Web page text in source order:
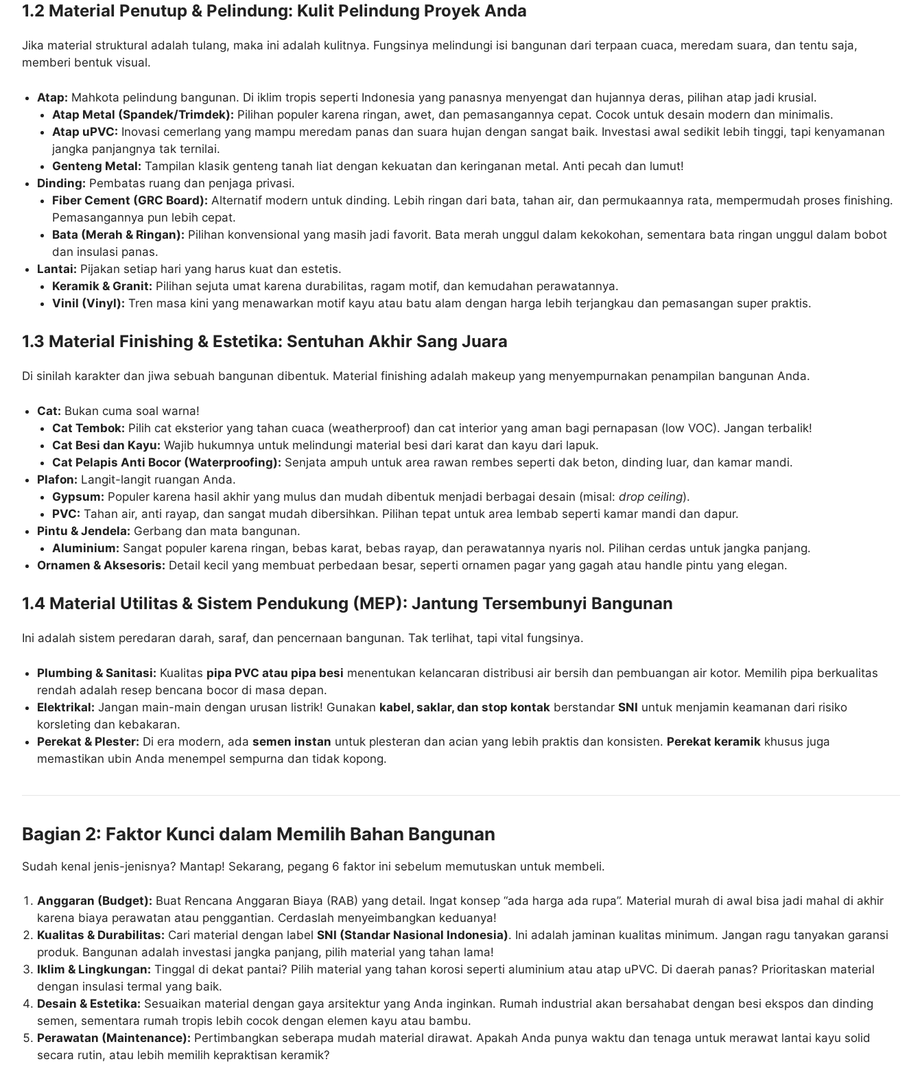
1.2 Material Penutup & Pelindung: Kulit Pelindung Proyek Anda
Jika material struktural adalah tulang, maka ini adalah kulitnya. Fungsinya melindungi isi bangunan dari terpaan cuaca, meredam suara, dan tentu saja,
memberi bentuk visual.
Atap: Mahkota pelindung bangunan. Di iklim tropis seperti Indonesia yang panasnya menyengat dan hujannya deras, pilihan atap jadi krusial.
Atap Metal (Spandek/Trimdek): Pilihan populer karena ringan, awet, dan pemasangannya cepat. Cocok untuk desain modern dan minimalis.
Atap uPVC: Inovasi cemerlang yang mampu meredam panas dan suara hujan dengan sangat baik. Investasi awal sedikit lebih tinggi, tapi kenyamanan
jangka panjangnya tak ternilai.
Genteng Metal: Tampilan klasik genteng tanah liat dengan kekuatan dan keringanan metal. Anti pecah dan lumut!
Dinding: Pembatas ruang dan penjaga privasi.
Fiber Cement (GRC Board): Alternatif modern untuk dinding. Lebih ringan dari bata, tahan air, dan permukaannya rata, mempermudah proses finishing.
Pemasangannya pun lebih cepat.
Bata (Merah & Ringan): Pilihan konvensional yang masih jadi favorit. Bata merah unggul dalam kekokohan, sementara bata ringan unggul dalam bobot
dan insulasi panas.
Lantai: Pijakan setiap hari yang harus kuat dan estetis.
Keramik & Granit: Pilihan sejuta umat karena durabilitas, ragam motif, dan kemudahan perawatannya.
Vinil (Vinyl): Tren masa kini yang menawarkan motif kayu atau batu alam dengan harga lebih terjangkau dan pemasangan super praktis.
1.3 Material Finishing & Estetika: Sentuhan Akhir Sang Juara
Di sinilah karakter dan jiwa sebuah bangunan dibentuk. Material finishing adalah makeup yang menyempurnakan penampilan bangunan Anda.
Cat: Bukan cuma soal warna!
Cat Tembok: Pilih cat eksterior yang tahan cuaca (weatherproof) dan cat interior yang aman bagi pernapasan (low VOC). Jangan terbalik!
Cat Besi dan Kayu: Wajib hukumnya untuk melindungi material besi dari karat dan kayu dari lapuk.
Cat Pelapis Anti Bocor (Waterproofing): Senjata ampuh untuk area rawan rembes seperti dak beton, dinding luar, dan kamar mandi.
Plafon: Langit-langit ruangan Anda.
Gypsum: Populer karena hasil akhir yang mulus dan mudah dibentuk menjadi berbagai desain (misal:drop ceiling).
PVC: Tahan air, anti rayap, dan sangat mudah dibersihkan. Pilihan tepat untuk area lembab seperti kamar mandi dan dapur.
Pintu & Jendela: Gerbang dan mata bangunan.
Aluminium: Sangat populer karena ringan, bebas karat, bebas rayap, dan perawatannya nyaris nol. Pilihan cerdas untuk jangka panjang.
Ornamen & Aksesoris: Detail kecil yang membuat perbedaan besar, seperti ornamen pagar yang gagah atau handle pintu yang elegan.
1.4 Material Utilitas & Sistem Pendukung (MEP): Jantung Tersembunyi Bangunan
Ini adalah sistem peredaran darah, saraf, dan pencernaan bangunan. Tak terlihat, tapi vital fungsinya.
Plumbing & Sanitasi: Kualitas pipa PVC atau pipa besi menentukan kelancaran distribusi air bersih dan pembuangan air kotor. Memilih pipa berkualitas
rendah adalah resep bencana bocor di masa depan.
Elektrikal: Jangan main-main dengan urusan listrik! Gunakan kabel, saklar, dan stop kontak berstandarSNI untuk menjamin keamanan dari risiko
korsleting dan kebakaran.
Perekat & Plester: Di era modern, adasemen instan untuk plesteran dan acian yang lebih praktis dan konsisten. Perekat keramik khusus juga
memastikan ubin Anda menempel sempurna dan tidak kopong.
Bagian 2: Faktor Kunci dalam Memilih Bahan Bangunan
Sudah kenal jenis-jenisnya? Mantap! Sekarang, pegang 6 faktor ini sebelum memutuskan untuk membeli.
Anggaran (Budget): Buat Rencana Anggaran Biaya (RAB) yang detail. Ingat konsep “ada harga ada rupa”. Material murah di awal bisa jadi mahal di akhir
karena biaya perawatan atau penggantian. Cerdaslah menyeimbangkan keduanya!
Kualitas & Durabilitas: Cari material dengan labelSNI (Standar Nasional Indonesia). Ini adalah jaminan kualitas minimum. Jangan ragu tanyakan garansi
produk. Bangunan adalah investasi jangka panjang, pilih material yang tahan lama!
Iklim & Lingkungan: Tinggal di dekat pantai? Pilih material yang tahan korosi seperti aluminium atau atap uPVC. Di daerah panas? Prioritaskan material
dengan insulasi termal yang baik.
Desain & Estetika: Sesuaikan material dengan gaya arsitektur yang Anda inginkan. Rumah industrial akan bersahabat dengan besi ekspos dan dinding
semen, sementara rumah tropis lebih cocok dengan elemen kayu atau bambu.
Perawatan (Maintenance): Pertimbangkan seberapa mudah material dirawat. Apakah Anda punya waktu dan tenaga untuk merawat lantai kayu solid
secara rutin, atau lebih memilih kepraktisan keramik?